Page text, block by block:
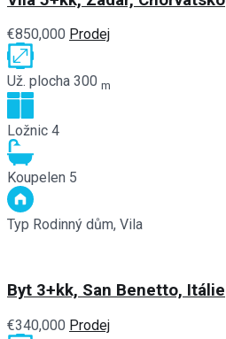
€850,000 Prodej
Už. plocha 300 m
Ložnic 4
Koupelen 5
Typ Rodinný dům, Vila
Byt 3+kk, San Benetto, Itálie
€340,000 Prodej